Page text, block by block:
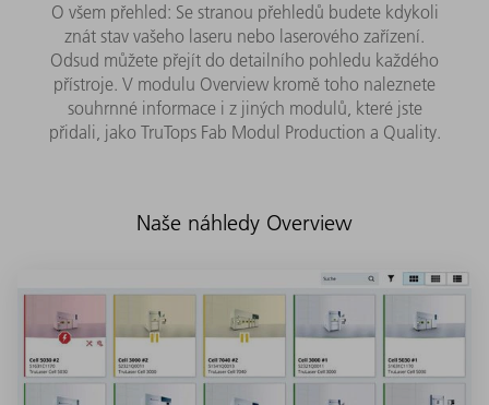
O všem přehled: Se stranou přehledů budete kdykoli
znát stav vašeho laseru nebo laserového zařízení.
Odsud můžete přejít do detailního pohledu každého
přístroje. V modulu Overview kromě toho naleznete
souhrnné informace i z jiných modulů, které jste
přidali, jako TruTops Fab Modul Production a Quality.
Naše náhledy Overview